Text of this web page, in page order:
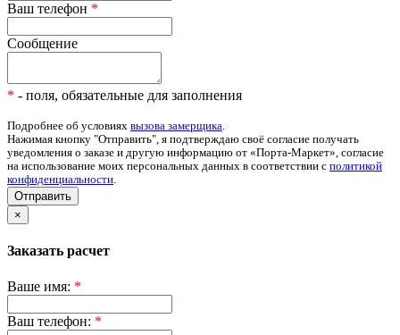
Ваш телефон *
Сообщение
* - поля, обязательные для заполнения
Подробнее об условиях вызова замерщика.
Нажимая кнопку "Отправить", я подтверждаю своё согласие получать
уведомления о заказе и другую информацию от «Порта-Маркет», согласие
на использование моих персональных данных в соответствии с политикой
конфиденциальности.
Отправить
×
Заказать расчет
Ваше имя: *
Ваш телефон: *